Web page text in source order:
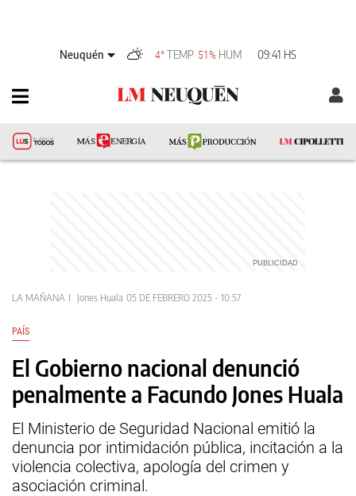
Neuquén 4°TEMP 51% HUM 09:41 HS
LA MAÑANA Jones Huala 05 DE FEBRERO 2025 - 10:57
PAÍS
El Gobierno nacional denunció
penalmente a Facundo Jones Huala
El Ministerio de Seguridad Nacional emitió la
denuncia por intimidación pública, incitación a la
violencia colectiva, apología del crimen y
asociación criminal.